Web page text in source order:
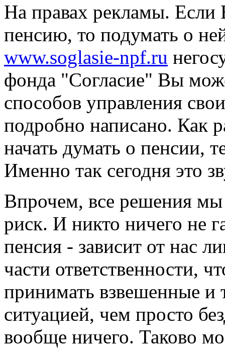
На правах рекламы.
пенсию, то подумать о
www.soglasie-npf.ru
фонда "Согласие" Вы
способов управления
подробно написано. Как
начать думать о пенсии,
Именно так сегодня это
Впрочем, все решения
риск. И никто ничего не
пенсия - зависит от нас
части ответственности,
принимать взвешенные и
ситуацией, чем просто
вообще ничего. Таково